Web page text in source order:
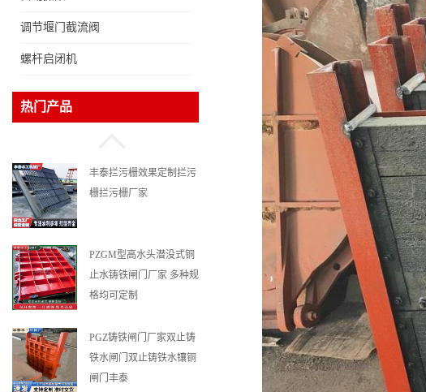
调节堰门截流阀
螺杆启闭机
热门产品
工 不锈钢液动浮力闸门
丰泰拦污栅效果定制拦污
PZGM型高水头潜没式铜
止水铸铁闸门厂家 多种规
PGZ铸铁闸门厂家双止铸
铁水闸门双止铸铁水镶铜
闸门丰泰
河北丰泰 排渣清污机配套
格栅拦污栅 手动不锈钢拦
污栅 平板碳钢拦污栅